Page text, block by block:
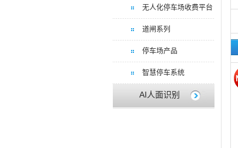
无人化停车场收费平台
道闸系列
停车场产品
智慧停车系统
AI人面识别